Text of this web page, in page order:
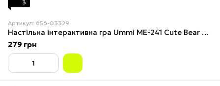
3
Артикул: 656-03329
Настільна інтерактивна гра Ummi ME-241 Cute Bear Rope Unravelling Game
279 грн